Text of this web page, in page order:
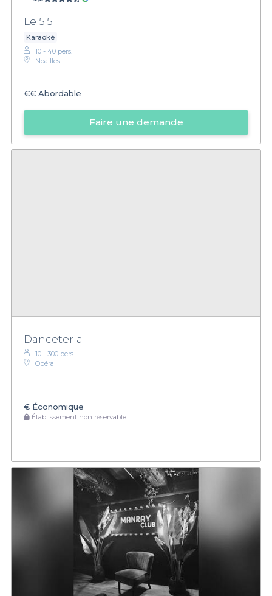
Le 5.5
Karaoké
10 - 40 pers.
Noailles
€€ Abordable
Faire une demande
Danceteria
10 - 300 pers.
Opéra
€ Économique
Établissement non réservable